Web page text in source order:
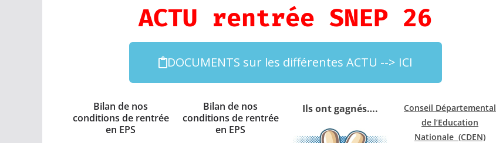
ACTU rentrée SNEP 26
DOCUMENTS sur les différentes ACTU --> ICI
Bilan de nos
conditions de rentrée
en EPS
Bilan de nos
conditions de rentrée
en EPS
Ils ont gagnés….
Conseil Départemental
de l’Education
Nationale (CDEN)